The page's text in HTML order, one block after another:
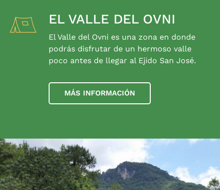
EL VALLE DEL OVNI
El Valle del Ovni es una zona en donde
podrás disfrutar de un hermoso valle
poco antes de llegar al Ejido San José.
MÁS INFORMACIÓN